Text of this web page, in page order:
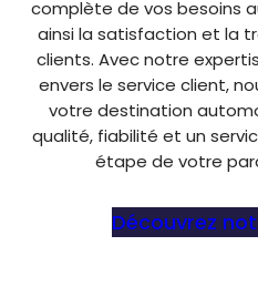
complète de vos besoins
ainsi la satisfaction et la
clients. Avec notre
envers le service client,
votre destination
qualité, fiabilité et un
étape de votre
Découvrez